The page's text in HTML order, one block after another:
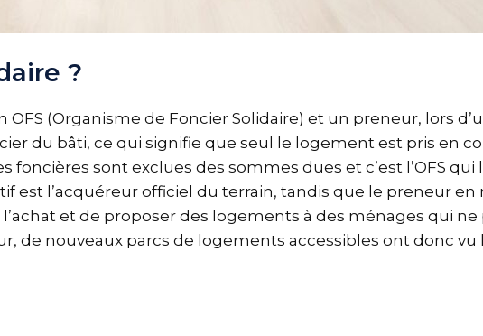
?
(Organisme de Foncier Solidaire) et un preneur, lors
du bâti, ce qui signifie que seul le logement est pris en
sont exclues des sommes dues et c’est l’OFS
est l’acquéreur officiel du terrain, tandis que le preneur en
et de proposer des logements à des ménages qui ne
de nouveaux parcs de logements accessibles ont donc vu